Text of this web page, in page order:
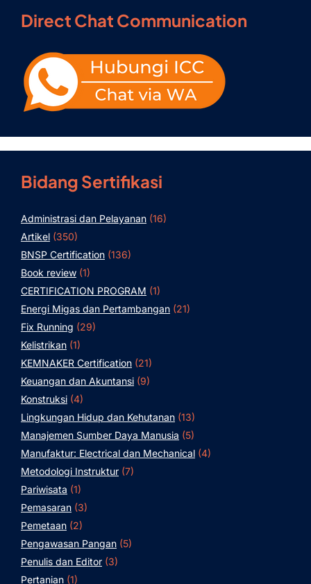
Direct Chat Communication
Bidang Sertifikasi
Administrasi dan Pelayanan (16)
Artikel (350)
BNSP Certification (136)
Book review (1)
CERTIFICATION PROGRAM (1)
Energi Migas dan Pertambangan (21)
Fix Running (29)
Kelistrikan (1)
KEMNAKER Certification (21)
Keuangan dan Akuntansi (9)
Konstruksi (4)
Lingkungan Hidup dan Kehutanan (13)
Manajemen Sumber Daya Manusia (5)
Manufaktur: Electrical dan Mechanical (4)
Metodologi Instruktur (7)
Pariwisata (1)
Pemasaran (3)
Pemetaan (2)
Pengawasan Pangan (5)
Penulis dan Editor (3)
Pertanian (1)